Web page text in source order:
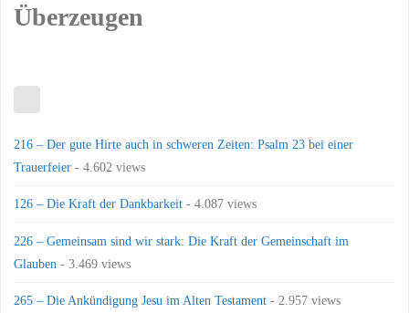
Überzeugen
216 – Der gute Hirte auch in schweren Zeiten: Psalm 23 bei einer
Trauerfeier - 4.602 views
126 – Die Kraft der Dankbarkeit - 4.087 views
226 – Gemeinsam sind wir stark: Die Kraft der Gemeinschaft im
Glauben - 3.469 views
265 – Die Ankündigung Jesu im Alten Testament - 2.957 views